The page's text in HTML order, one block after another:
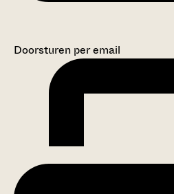
Doorsturen per email